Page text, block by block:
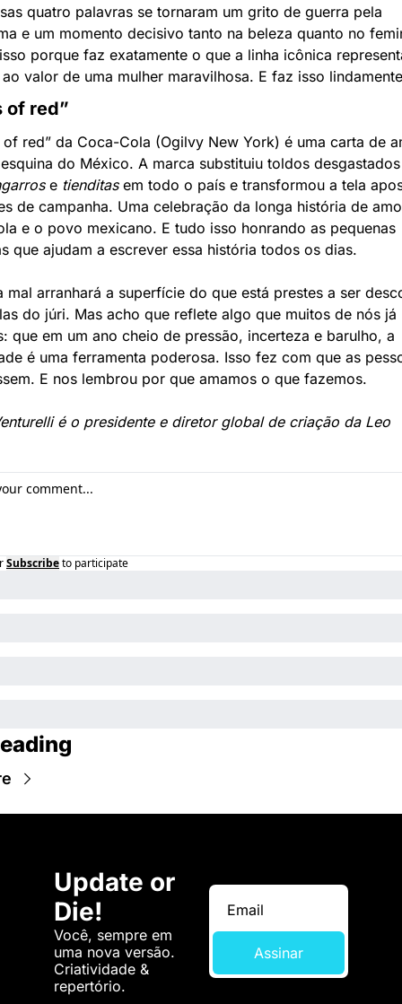
quatro palavras se tornaram um grito de guerra pela
e um momento decisivo tanto na beleza quanto no
porque faz exatamente o que a linha icônica
valor de uma mulher maravilhosa. E faz isso
of red”
of red” da Coca-Cola (Ogilvy New York) é uma carta de
do México. A marca substituiu toldos desgastados
e tienditas em todo o país e transformou a tela
de campanha. Uma celebração da longa história de
e o povo mexicano. E tudo isso honrando as pequenas
que ajudam a escrever essa história todos os dias.
mal arranhará a superfície do que está prestes a ser
do júri. Mas acho que reflete algo que muitos de nós já
que em um ano cheio de pressão, incerteza e barulho, a
é uma ferramenta poderosa. Isso fez com que as
E nos lembrou por que amamos o que fazemos.
é o presidente e diretor global de criação da Leo
Subscribeto participate
Update or
Die!
Você, sempre em
uma nova versão.
Criatividade &
repertório.
Assinar